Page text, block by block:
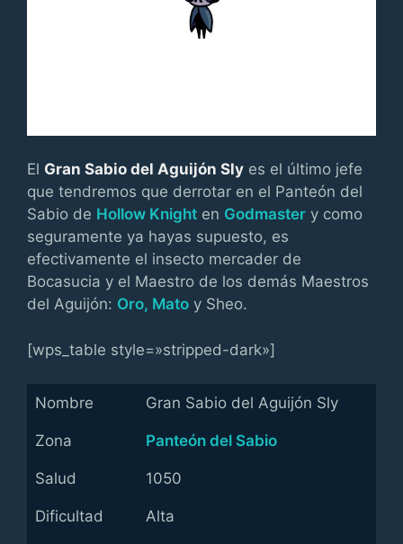
El Gran Sabio del Aguijón Sly es el último jefe
que tendremos que derrotar en el Panteón del
Sabio de Hollow Knight en Godmaster y como
seguramente ya hayas supuesto, es
efectivamente el insecto mercader de
Bocasucia y el Maestro de los demás Maestros
del Aguijón: Oro, Mato y Sheo.
[wps_table style=»stripped-dark»]
Nombre Gran Sabio del Aguijón Sly
Zona Panteón del Sabio
Salud 1050
Dificultad Alta